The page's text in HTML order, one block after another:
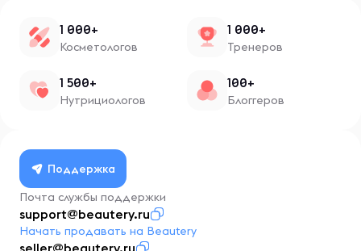
1 000+
Косметологов
1 000+
Тренеров
1 500+
Нутрициологов
100+
Блоггеров
Поддержка
Почта службы поддержки
support@beautery.ru
Начать продавать на Beautery
seller@beautery.ru